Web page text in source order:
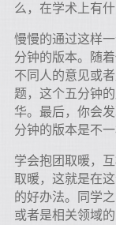
么，在学术上有
慢慢的通过这样
分钟的版本。随
不同人的意见或
题，这个五分钟
华。最后，你会
分钟的版本是不
学会抱团取暖，
取暖，这就是在
的好办法。同学
或者是相关领域